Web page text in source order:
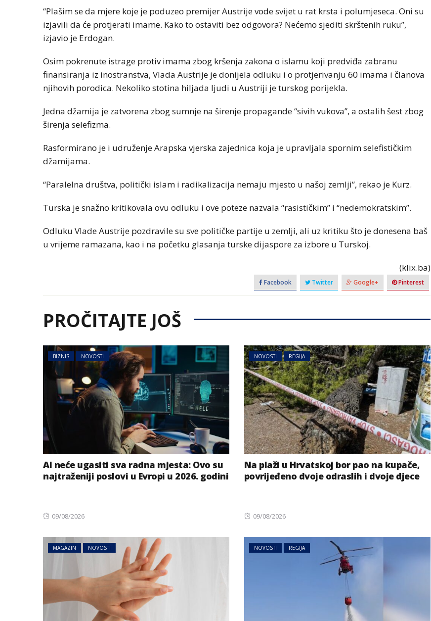
“Plašim se da mjere koje je poduzeo premijer Austrije vode svijet u rat krsta i polumjeseca. Oni su
izjavili da će protjerati imame. Kako to ostaviti bez odgovora? Nećemo sjediti skrštenih ruku”,
izjavio je Erdogan.
Osim pokrenute istrage protiv imama zbog kršenja zakona o islamu koji predviđa zabranu
finansiranja iz inostranstva, Vlada Austrije je donijela odluku i o protjerivanju 60 imama i članova
njihovih porodica. Nekoliko stotina hiljada ljudi u Austriji je turskog porijekla.
Jedna džamija je zatvorena zbog sumnje na širenje propagande “sivih vukova”, a ostalih šest zbog
širenja selefizma.
Rasformirano je i udruženje Arapska vjerska zajednica koja je upravljala spornim selefističkim
džamijama.
“Paralelna društva, politički islam i radikalizacija nemaju mjesto u našoj zemlji”, rekao je Kurz.
Turska je snažno kritikovala ovu odluku i ove poteze nazvala “rasističkim” i “nedemokratskim”.
Odluku Vlade Austrije pozdravile su sve političke partije u zemlji, ali uz kritiku što je donesena baš
u vrijeme ramazana, kao i na početku glasanja turske dijaspore za izbore u Turskoj.
(klix.ba)
Facebook Twitter Google+ Pinterest
PROČITAJTE JOŠ
BIZNIS NOVOSTI
AI neće ugasiti sva radna mjesta: Ovo su
najtraženiji poslovi u Evropi u 2026. godini
Posted
09/08/2026
NOVOSTI REGIJA
Na plaži u Hrvatskoj bor pao na kupače,
povrijeđeno dvoje odraslih i dvoje djece
Posted
09/08/2026
MAGAZIN NOVOSTI NOVOSTI REGIJA